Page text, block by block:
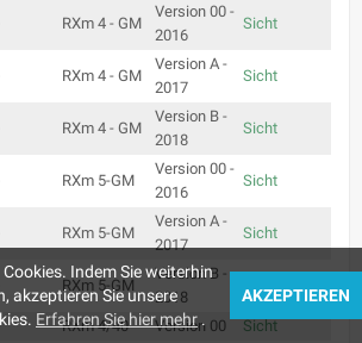
RXm 4 - GM
Version 00 -
2016
Sicht
RXm 4 - GM
Version A -
2017
Sicht
RXm 4 - GM
Version B -
2018
Sicht
RXm 5-GM
Version 00 -
2016
Sicht
RXm 5-GM
Version A -
2017
Sicht
RXm 5-GM
Version B -
2018
RXm 4/40 Version 00 Sicht
Indem Sie weiterhin
akzeptieren Sie unsere
Erfahren Sie hier mehr.
AKZEPTIEREN